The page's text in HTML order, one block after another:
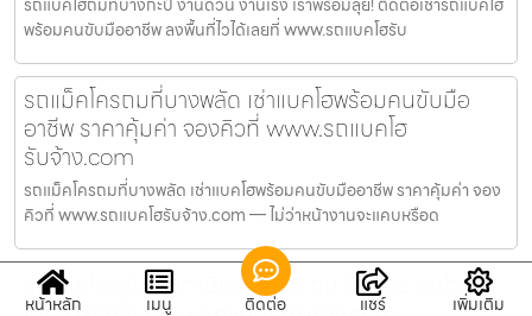
พร้อมคนขับมืออาชีพ ลงพื้นที่ไวได้เลยที่ www.รถแบคโฮรับ
รถแม็คโครถมที่บางพลัด เช่าแบคโฮพร้อมคนขับมือ
อาชีพ ราคาคุ้มค่า จองคิวที่ www.รถแบคโฮ
รับจ้าง.com
รถแม็คโครถมที่บางพลัด เช่าแบคโฮพร้อมคนขับมืออาชีพ ราคาคุ้มค่า จอง
คิวที่ www.รถแบคโฮรับจ้าง.com — ไม่ว่าหน้างานจะแคบหรือด
รถแม็คโครรับจ้างภาษีเจริญ ขุด ถม รื้อถอน จบไวในที่
หน้าหลัก เมนู ติดต่อ แชร์ เพิ่มเติม